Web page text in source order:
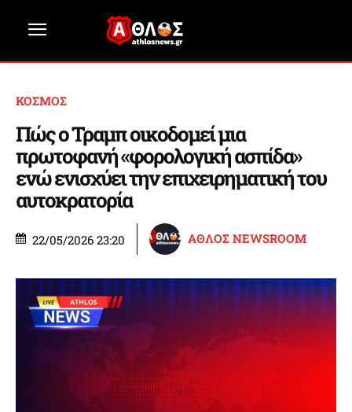
ΚΟΣΜΟΣ
Πώς ο Τραμπ οικοδομεί μια
πρωτοφανή «φορολογική ασπίδα»
ενώ ενισχύει την επιχειρηματική του
αυτοκρατορία
22/05/2026 23:20 ΑΘΛΟΣ NEWSROOM